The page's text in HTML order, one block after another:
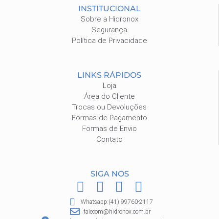
INSTITUCIONAL
Sobre a Hidronox
Segurança
Política de Privacidade
LINKS RÁPIDOS
Loja
Área do Cliente
Trocas ou Devoluções
Formas de Pagamento
Formas de Envio
Contato
SIGA NOS
F
a
c
I
n
s
P
i
n
W
h
a
Whatsapp:(41) 99760-2117
falecom@hidronox.com.br